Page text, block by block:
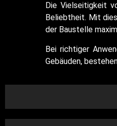
Die Vielseitigkeit
Beliebtheit. Mit
der Baustelle
Bei richtiger
Gebäuden,